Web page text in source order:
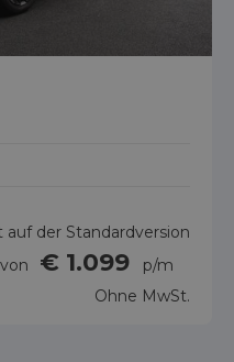
auf der Standardversion
von
€ 1.099
p/m
Ohne MwSt.